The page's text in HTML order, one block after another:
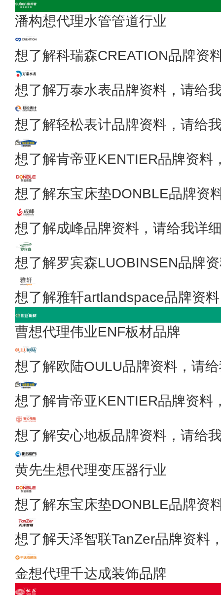
潘构想代理水管管道行业
想了解科瑞森CREATION品牌资
想了解万泰水表品牌资料，请给
想了解轻松表计品牌资料，请给
想了解肯帝亚KENTIER品牌资料
想了解东宝床垫DONBLE品牌资
想了解成峰品牌资料，请给我详
想了解雅轩artlandspace品牌资
曹想代理伟业ENF板材品牌
想了解欧陆OULU品牌资料，请
想了解肯帝亚KENTIER品牌资料
想了解安心地板品牌资料，请给
黄先生想代理变压器行业
想了解东宝床垫DONBLE品牌资
想了解天泽智联TanZer品牌资料
金想代理千达成装饰品牌